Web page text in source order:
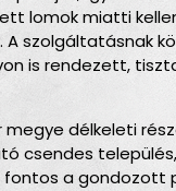
lomok miatti
A szolgáltatásnak
is rendezett,
megye délkeleti
csendes
fontos a gondozott